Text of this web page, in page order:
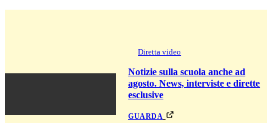
Diretta video
Notizie sulla scuola anche ad
agosto. News, interviste e dirette
esclusive
guarda